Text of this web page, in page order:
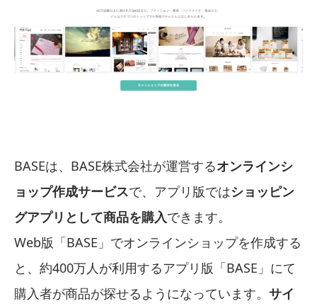
BASEは、BASE株式会社が運営するオンラインシ
ョップ作成サービスで、アプリ版ではショッピン
グアプリとして商品を購入できます。
Web版「BASE」でオンラインショップを作成する
と、約400万人が利用するアプリ版「BASE」にて
購入者が商品が探せるようになっています。 サイ